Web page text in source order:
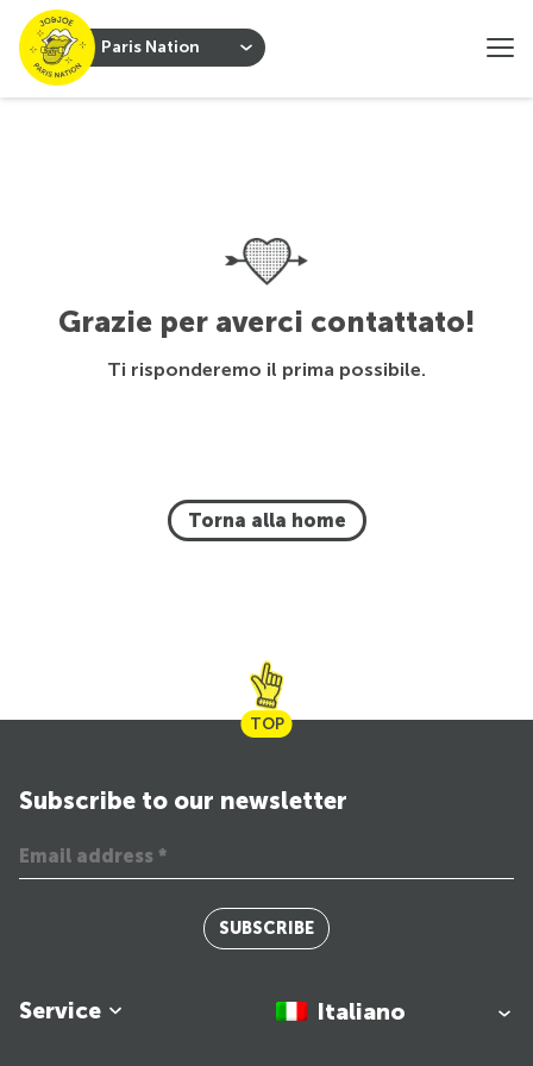
Paris Nation
Grazie per averci contattato!
Ti risponderemo il prima possibile.
Torna alla home
TOP
Service
Subscribe to our newsletter
SUBSCRIBE
Italiano